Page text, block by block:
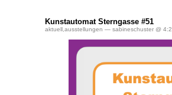
Kunstautomat Sterngasse #51
aktuell ausstellungen — sabineschuster @